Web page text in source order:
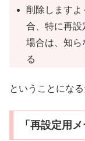
削除しますよ
合、特に再設
場合は、知ら
る
ということにな
「再設定用